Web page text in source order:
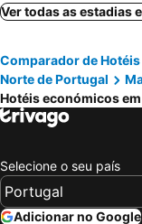
THE ONE Grand Hotel da Póvoa - by
AP Dona Aninhas
Hotel Jardim Viana do
Vila Gale Collection Ponte de Lima
Hotel Fabrica do
Flag Hotel Barcelos
Hotel Mira Rio
Ver todas as estadias
Comparador de Hotéis
Norte de Portugal
Hotéis económicos
Selecione o seu país
Adicionar no Google